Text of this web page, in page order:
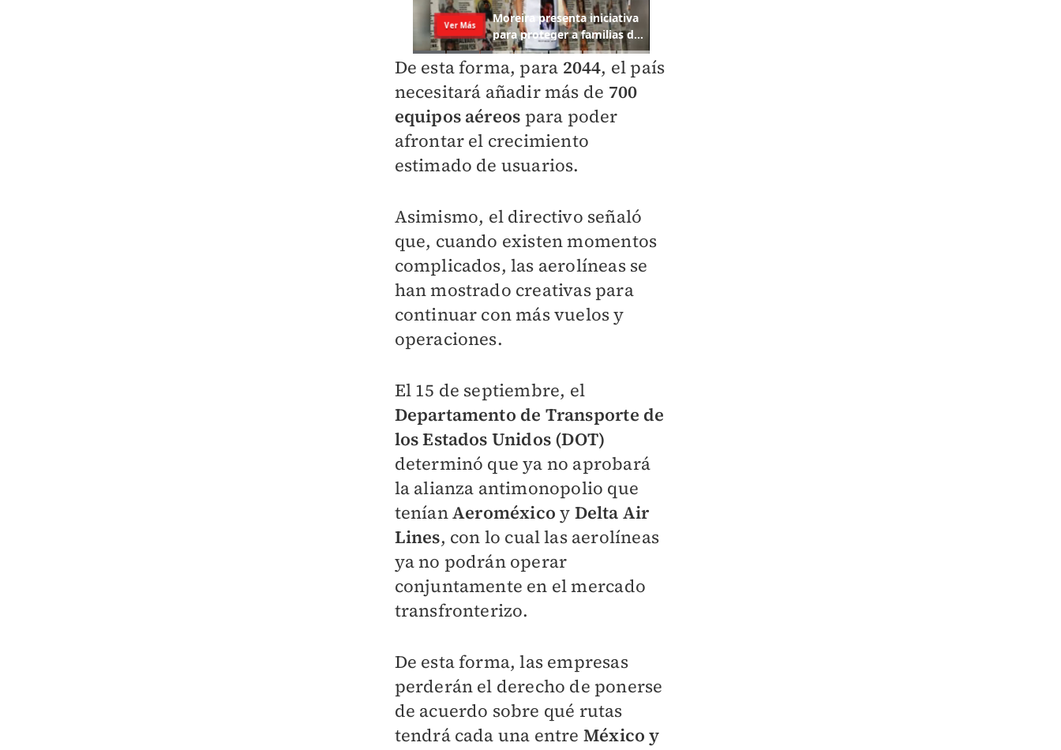
De esta forma, para 2044, el país
necesitará añadir más de 700
equipos aéreos para poder
afrontar el crecimiento
estimado de usuarios.
Asimismo, el directivo señaló
que, cuando existen momentos
complicados, las aerolíneas se
han mostrado creativas para
continuar con más vuelos y
operaciones.
El 15 de septiembre, el
Departamento de Transporte de
los Estados Unidos (DOT)
determinó que ya no aprobará
la alianza antimonopolio que
teníanAeroméxicoy Delta Air
Lines, con lo cual las aerolíneas
ya no podrán operar
conjuntamente en el mercado
transfronterizo.
De esta forma, las empresas
perderán el derecho de ponerse
de acuerdo sobre qué rutas
tendrá cada una entre México y